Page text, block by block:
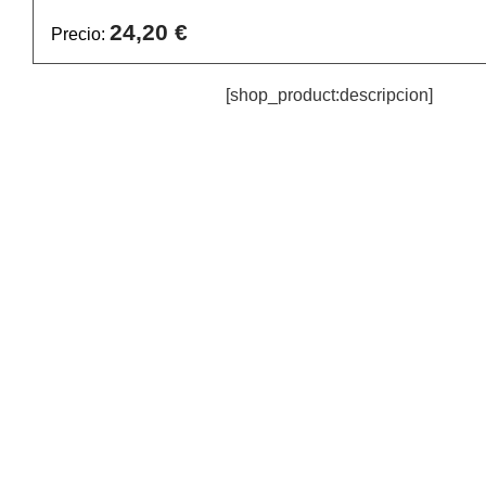
Precio: 24,20 €
[shop_product:descripcion]